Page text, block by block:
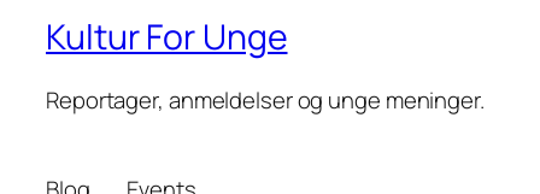
Kultur For Unge
Reportager, anmeldelser og unge meninger.